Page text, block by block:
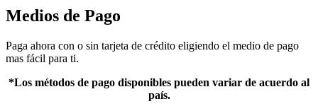
Medios de Pago
Paga ahora con o sin tarjeta de crédito eligiendo el medio de pago
mas fácil para ti.
*Los métodos de pago disponibles pueden variar de acuerdo al
país.